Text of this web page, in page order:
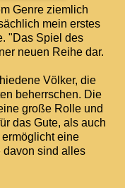
Genre ziemlich
mein erstes
"Das Spiel des
neuen Reihe dar.
Völker, die
beherrschen. Die
große Rolle und
das Gute, als auch
eine
sind alles